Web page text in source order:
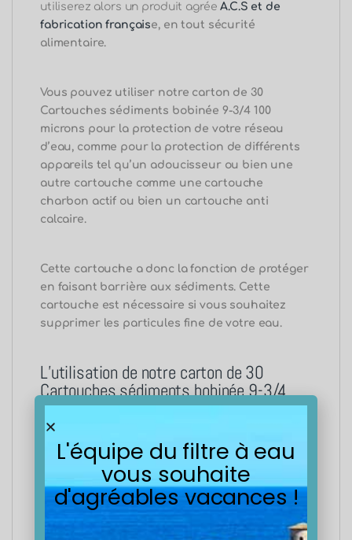
utiliserez alors un produit agréeA.C.S et de
fabrication française, en tout sécurité
alimentaire.
Vous pouvez utiliser notre carton de 30
Cartouches sédiments bobinée 9-3/4 100
microns pour la protection de votre réseau
d’eau, comme pour la protection de différents
appareils tel qu’un adoucisseur ou bien une
autre cartouche comme une cartouche
charbon actif ou bien un cartouche anti
calcaire.
Cette cartouche a donc la fonction de protéger
en faisant barrière aux sédiments. Cette
cartouche est nécessaire si vous souhaitez
supprimer les particules fine de votre eau.
L’utilisation de notre carton de 30
Cartouches sédiments bobinée 9-3/4
100 microns
Les cartouches du carton de 30 Cartouches
sédiments bobinée 9-3/4 100 microns sont les
plus vendu sur le marché de la filtration, elle
retient les particules fines tels que les boues, le
sable, les poussières
et toute les particules fine
dans l’eau. Les cartouches du carton de 30
L'équipe du filtre à eau
vous souhaite
d'agréables vacances !